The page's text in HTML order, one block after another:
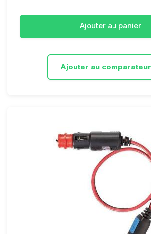
Ajouter au panier
Ajouter au comparateur